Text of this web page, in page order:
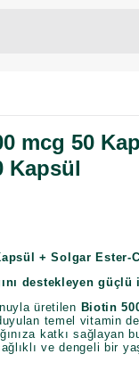
mcg 50
Kapsül
+ Solgar Ester-
destekleyen
üretilen Biotin
temel vitamin
katkı sağlayan
ve dengeli bir